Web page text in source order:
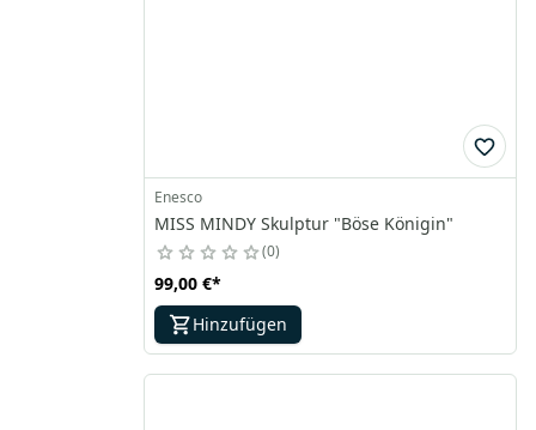
Enesco
MISS MINDY Skulptur "Böse Königin"
0
99,00 €*
Hinzufügen